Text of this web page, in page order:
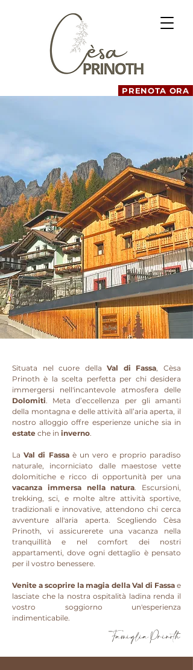
PRENOTA ORA
Situata nel cuore dellaVal di Fassa, Cèsa
Prinoth è la scelta perfetta per chi desidera
immergersi nell'incantevole atmosfera delle
Dolomiti. Meta d’eccellenza per gli amanti
della montagna e delle attività all’aria aperta, il
nostro alloggio offre esperienze uniche sia in
estate che in inverno.
LaVal di Fassaè un vero e proprio paradiso
naturale, incorniciato dalle maestose vette
dolomitiche e ricco di opportunità per una
vacanza immersa nella natura. Escursioni,
trekking, sci, e molte altre attività sportive,
tradizionali e innovative, attendono chi cerca
avventure all'aria aperta. Scegliendo Cèsa
Prinoth, vi assicurerete una vacanza nella
tranquillità e nel comfort dei nostri
appartamenti, dove ogni dettaglio è pensato
per il vostro benessere.
Venite a scoprire la magia della Val di Fassa e
lasciate che la nostra ospitalità ladina renda il
vostro soggiorno un'esperienza
indimenticabile.
Famiglia Prinoth